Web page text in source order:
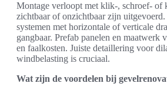
Montage verloopt met klik-, schroef- of
zichtbaar of onzichtbaar zijn
systemen met horizontale of verticale
gangbaar. Prefab panelen en maatwerk
en faalkosten. Juiste detaillering voor
windbelasting is cruciaal.
Wat zijn de voordelen bij